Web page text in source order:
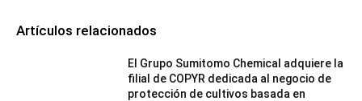
Artículos relacionados
El Grupo Sumitomo Chemical adquiere la
filial de COPYR dedicada al negocio de
protección de cultivos basada en